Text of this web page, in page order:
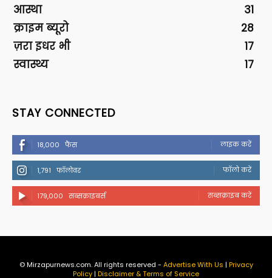
आस्था
31
क्राइम ब्यूरो
28
ज़रा इधर भी
17
स्वास्थ्य
17
STAY CONNECTED
18,000 फैंस लाइक करें
1,791 फॉलोवर फॉलो करें
179,000 सब्सक्राइबर्स सब्सक्राइब करें
© Mirzapurnews.com. All rights reserved - Advertise With Us | Privacy
Policy| Disclaimer & Terms of Service